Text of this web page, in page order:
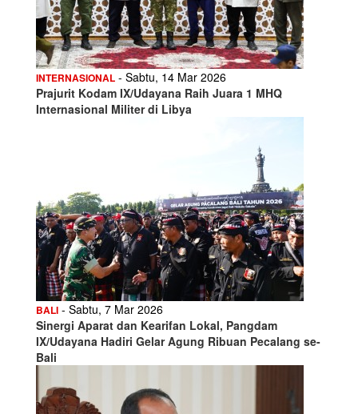
INTERNASIONAL - Sabtu, 14 Mar 2026
Prajurit Kodam IX/Udayana Raih Juara 1 MHQ
Internasional Militer di Libya
BALI - Sabtu, 7 Mar 2026
Sinergi Aparat dan Kearifan Lokal, Pangdam
IX/Udayana Hadiri Gelar Agung Ribuan Pecalang se-
Bali